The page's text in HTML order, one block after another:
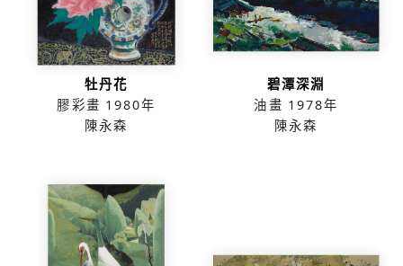
牡丹花
膠彩畫 1980年
陳永森
碧潭深淵
油畫 1978年
陳永森